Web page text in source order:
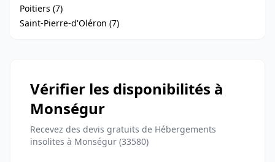
Poitiers (7)
Saint-Pierre-d'Oléron (7)
Vérifier les disponibilités à
Monségur
Recevez des devis gratuits de Hébergements
insolites à Monségur (33580)